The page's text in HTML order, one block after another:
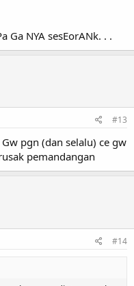
Ga NYA sesEorANk. . .
#13
pgn (dan selalu) ce gw
pemandangan
#14